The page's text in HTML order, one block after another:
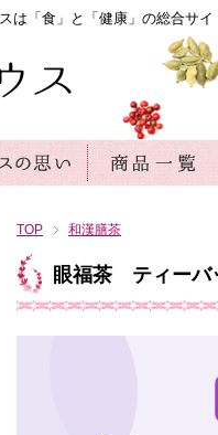
は「食」と「健康」の総合サイ
TOP 和漢膳茶
眼福茶 ティーバ